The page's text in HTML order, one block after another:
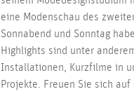
eine Modenschau des
Sonnabend und Sonntag
Highlights sind unter
Installationen, Kurzfilme in
Projekte. Freuen Sie sich